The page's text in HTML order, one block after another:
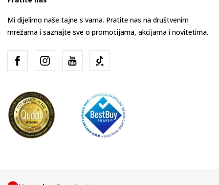
Mi dijelimo naše tajne s vama. Pratite nas na društvenim
mrežama i saznajte sve o promocijama, akcijama i novitetima.